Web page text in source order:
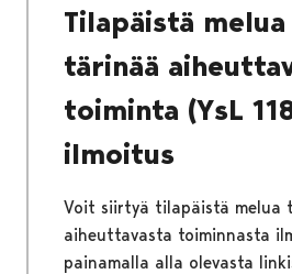
Tilapäistä
tärinää
toiminta (YsL
ilmoitus
Voit siirtyä tilapäistä melua
aiheuttavasta toiminnasta
painamalla alla olevasta